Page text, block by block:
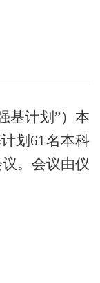
基计划”）本
划61名本科
。会议由仪